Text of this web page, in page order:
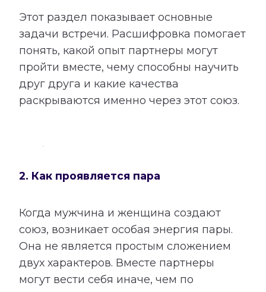
Этот раздел показывает основные
задачи встречи. Расшифровка помогает
понять, какой опыт партнеры могут
пройти вместе, чему способны научить
друг друга и какие качества
раскрываются именно через этот союз.
2. Как проявляется пара
Когда мужчина и женщина создают
союз, возникает особая энергия пары.
Она не является простым сложением
двух характеров. Вместе партнеры
могут вести себя иначе, чем по